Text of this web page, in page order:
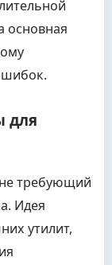
основная
для
требующий
Идея
утилит,